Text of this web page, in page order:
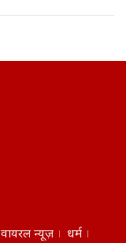
वायरल न्यूज़ धर्म